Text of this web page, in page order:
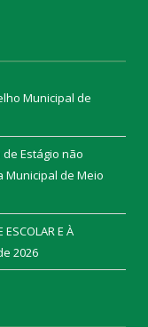
Municipal de
de Estágio não
de Meio
ESCOLAR E À
2026